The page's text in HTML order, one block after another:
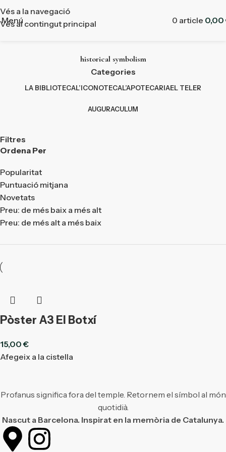
Vés a la navegació
Vés al contingut principal
Menú 0 article 0,00
historical symbolism
Categories
LA BIBLIOTECAL’ICONOTECAL’APOTECARIAEL TELER
AUGURACULUM
Filtres
Ordena Per
Popularitat
Puntuació mitjana
Novetats
Preu: de més baix a més alt
Preu: de més alt a més baix
Pòster A3 El Botxí
15,00€
Afegeix a la cistella
Profanus significa fora del temple. Retornem el símbol al món
quotidià.
Nascut a Barcelona. Inspirat en la memòria de Catalunya.